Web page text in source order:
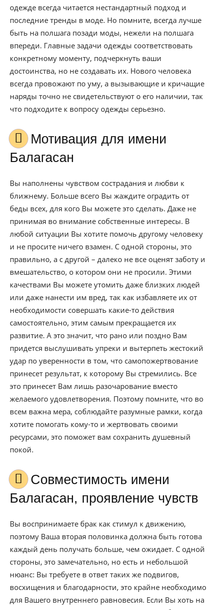
одежде всегда читается нестандартный подход и
последние тренды в моде. Но помните, всегда лучше
быть на полшага позади моды, нежели на полшага
впереди. Главные задачи одежды соответствовать
конкретному моменту, подчеркнуть ваши
достоинства, но не создавать их. Нового человека
всегда провожают по уму, а вызывающие и кричащие
наряды точно не свидетельствуют о его наличии, так
что подходите к вопросу одежды серьезно.
Мотивация для имени
Балагасан
Вы наполнены чувством сострадания и любви к
ближнему. Больше всего Вы жаждите оградить от
беды всех, для кого Вы можете это сделать. Даже не
принимая во внимание собственные интересы. В
любой ситуации Вы хотите помочь другому человеку
и не просите ничего взамен. С одной стороны, это
правильно, а с другой – далеко не все оценят заботу и
вмешательство, о котором они не просили. Этими
качествами Вы можете утомить даже близких людей
или даже нанести им вред, так как избавляете их от
необходимости совершать какие-то действия
самостоятельно, этим самым прекращается их
развитие. А это значит, что рано или поздно Вам
придется выслушивать упреки и вытерпеть жестокий
удар по уверенности в том, что самопожертвование
принесет результат, к которому Вы стремились. Все
это принесет Вам лишь разочарование вместо
желаемого удовлетворения. Поэтому помните, что во
всем важна мера, соблюдайте разумные рамки, когда
хотите помогать кому-то и жертвовать своими
ресурсами, это поможет вам сохранить душевный
покой.
Совместимость имени
Балагасан, проявление чувств
Вы воспринимаете брак как стимул к движению,
поэтому Ваша вторая половинка должна быть готова
каждый день получать больше, чем ожидает. С одной
стороны, это замечательно, но есть и небольшой
нюанс: Вы требуете в ответ таких же подвигов,
восхищения и благодарности, это крайне необходимо
для Вашего внутреннего равновесия. Если Вы хоть на